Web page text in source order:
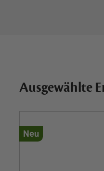
Ausgewählte
Neu